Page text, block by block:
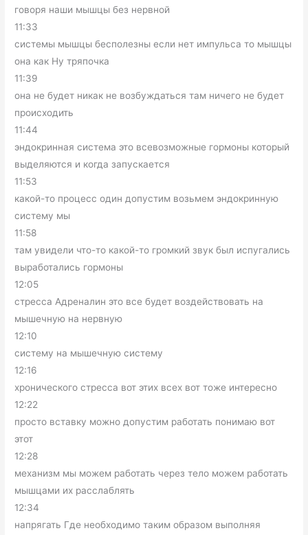
говоря наши мышцы без нервной
11:33
системы мышцы бесполезны если нет импульса то мышцы
она как Ну тряпочка
11:39
она не будет никак не возбуждаться там ничего не будет
происходить
11:44
эндокринная система это всевозможные гормоны который
выделяются и когда запускается
11:53
какой-то процесс один допустим возьмем эндокринную
систему мы
11:58
там увидели что-то какой-то громкий звук был испугались
выработались гормоны
12:05
стресса Адреналин это все будет воздействовать на
мышечную на нервную
12:10
систему на мышечную систему
12:16
хронического стресса вот этих всех вот тоже интересно
12:22
просто вставку можно допустим работать понимаю вот
этот
12:28
механизм мы можем работать через тело можем работать
мышцами их расслаблять
12:34
напрягать Где необходимо таким образом выполняя